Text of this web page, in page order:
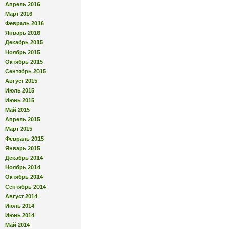
Апрель 2016
Март 2016
Февраль 2016
Январь 2016
Декабрь 2015
Ноябрь 2015
Октябрь 2015
Сентябрь 2015
Август 2015
Июль 2015
Июнь 2015
Май 2015
Апрель 2015
Март 2015
Февраль 2015
Январь 2015
Декабрь 2014
Ноябрь 2014
Октябрь 2014
Сентябрь 2014
Август 2014
Июль 2014
Июнь 2014
Май 2014